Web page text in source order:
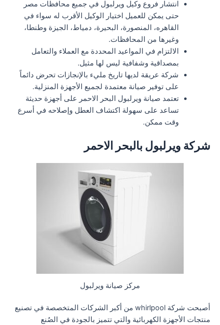
انتشار فروع وكيل ويرلبول في جميع محافظات مصر
حتى يمكن للعميل اختيار الوكيل الأقرب له سواء في
القاهره، المنصورة، البحيرة، دمياط، الجيزة وطنطا،
وغيرها من المحافظات.
الالتزام في المواعيد المحددة مع العملاء والتعامل
بمصداقية وشفافية ليس لها مثيل.
شركة عريقة لديها تاريخ مليء بالإنجازات تحرض دائماً
على توفير صيانة معتمدة لجميع الأجهزة المنزلية.
تعتمد صيانة ويرلبول البحر الاحمر على أجهزة حديثة
تساعد على سهولة اكتشاف العطل وإصلاحه في أسرع
وقت ممكن.
شركة ويرلبول بالبحر الاحمر
مركز صيانة ويرلبول
أصبحت شركة whirlpool من أكبر الشركات المتخصصة في تصنيع
منتجات الأجهزة الكهربائية والتي تتميز بالجودة في الصُنع